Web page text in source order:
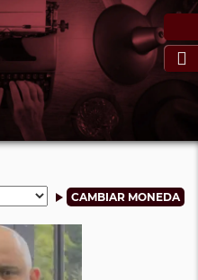
